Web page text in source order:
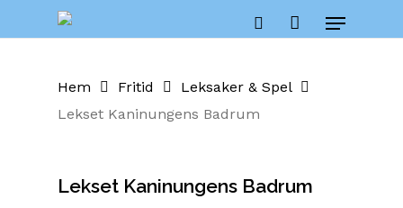
Menu
Cart
Hem Fritid
Leksaker & Spel
Lekset Kaninungens Badrum
Lekset Kaninungens Badrum